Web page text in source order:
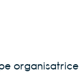
organisatrice